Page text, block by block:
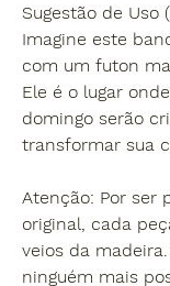
​Sugestão de Uso
​Imagine este
com um futon
Ele é o lugar
domingo serão
transformar sua
Atenção: Por ser
original, cada
veios da
ninguém mais